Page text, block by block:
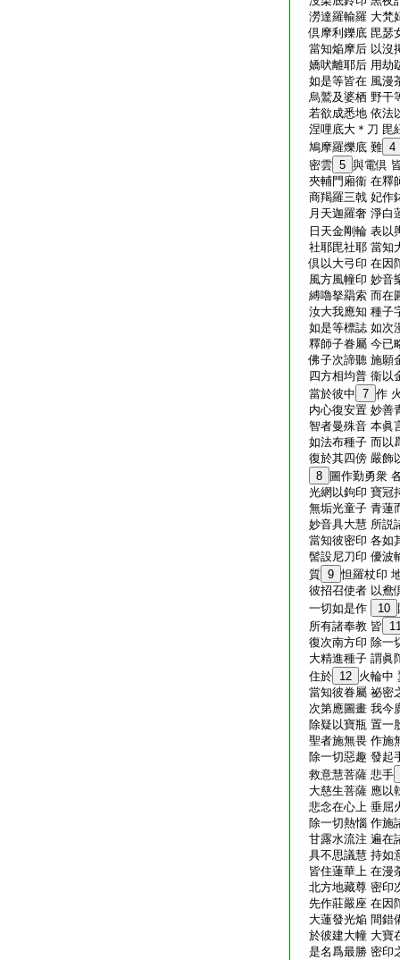
澇達羅輸羅 大梵
倶摩利鑠底 毘瑟
當知焔摩后 以沒
嬌吠離耶后 用劫
如是等皆在 風漫
烏鷲及婆栖 野干
若欲成悉地 依法
涅哩底大＊刀 毘
鳩摩羅爍底 難 4
密雲 5 與電倶
夾輔門廂衞 在釋
商羯羅三戟 妃作
月天迦羅奢 淨白
日天金剛輪 表以
社耶毘社耶 當知
倶以大弓印 在因
風方風幢印 妙音
縛嚕拏羂索 而在
汝大我應知 種子
如是等標誌 如次
釋師子眷屬 今已
佛子次諦聽 施願
四方相均普 衞以
當於彼中 7 作
内心復安置 妙善
智者曼殊音 本眞
如法布種子 而以
復於其四傍 嚴飾
8
圖作勤勇衆
光網以鉤印 寶冠
無垢光童子 青蓮
妙音具大慧 所説
當知彼密印 各如
髻設尼刀印 優波
質 9 怛羅杖印
彼招召使者 以鴦
一切如是作
10
所有諸奉教 皆
復次南方印 除一
大精進種子 謂眞
住於 12 火輪中
當知彼眷屬 祕密
次第應圖畫 我今
除疑以寶瓶 置一
聖者施無畏 作施
除一切惡趣 發起
救意慧菩薩 悲手
大慈生菩薩 應以
悲念在心上 垂屈
除一切熱惱 作施
甘露水流注 遍在
具不思議慧 持如
皆住蓮華上 在漫
北方地藏尊 密印
先作莊嚴座 在因
大蓮發光焔 間錯
於彼建大幢 大寶
是名爲最勝 密印